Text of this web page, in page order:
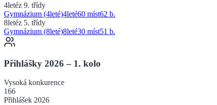
4letéz 9. třídy
Gymnázium (4leté)4leté60 míst62 b.
8letéz 5. třídy
Gymnázium (8leté)8leté30 míst51 b.
Přihlášky 2026 – 1. kolo
Vysoká konkurence
166
Přihlášek 2026